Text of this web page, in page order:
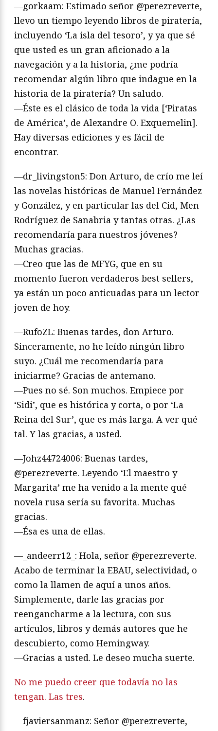
—gorkaam: Estimado señor @perezreverte,
llevo un tiempo leyendo libros de piratería,
incluyendo ‘La isla del tesoro’, y ya que sé
que usted es un gran aficionado a la
navegación y a la historia, ¿me podría
recomendar algún libro que indague en la
historia de la piratería? Un saludo.
—Éste es el clásico de toda la vida [‘Piratas
de América’, de Alexandre O. Exquemelin].
Hay diversas ediciones y es fácil de
encontrar.
—dr_livingston5: Don Arturo, de crío me leí
las novelas históricas de Manuel Fernández
y González, y en particular las del Cid, Men
Rodríguez de Sanabria y tantas otras. ¿Las
recomendaría para nuestros jóvenes?
Muchas gracias.
—Creo que las de MFYG, que en su
momento fueron verdaderos best sellers,
ya están un poco anticuadas para un lector
joven de hoy.
—RufoZL: Buenas tardes, don Arturo.
Sinceramente, no he leído ningún libro
suyo. ¿Cuál me recomendaría para
iniciarme? Gracias de antemano.
—Pues no sé. Son muchos. Empiece por
‘Sidi’, que es histórica y corta, o por ‘La
Reina del Sur’, que es más larga. A ver qué
tal. Y las gracias, a usted.
—Johz44724006: Buenas tardes,
@perezreverte. Leyendo ‘El maestro y
Margarita’ me ha venido a la mente qué
novela rusa sería su favorita. Muchas
gracias.
—Ésa es una de ellas.
—_andeerr12_: Hola, señor @perezreverte.
Acabo de terminar la EBAU, selectividad, o
como la llamen de aquí a unos años.
Simplemente, darle las gracias por
reengancharme a la lectura, con sus
artículos, libros y demás autores que he
descubierto, como Hemingway.
—Gracias a usted. Le deseo mucha suerte.
No me puedo creer que todavía no las
tengan. Las tres.
—fjaviersanmanz: Señor @perezreverte,